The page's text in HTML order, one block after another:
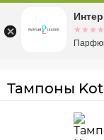
Тампоны